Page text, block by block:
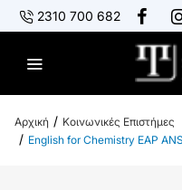
2310 700 682
o
Κοινωνικές Επιστήμες
English for Chemistry EAP